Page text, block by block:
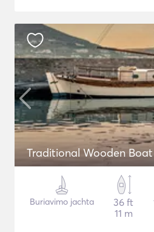
Traditional Wooden Boat
Buriavimo jachta
36 ft
11 m